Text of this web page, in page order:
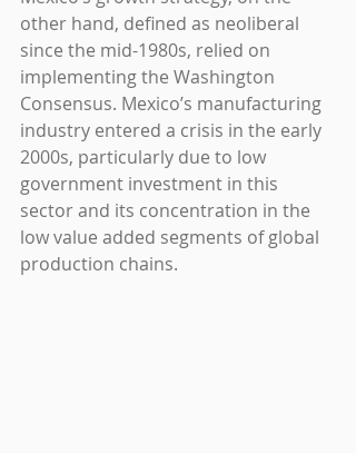
other hand, defined as neoliberal
since the mid-1980s, relied on
implementing the Washington
Consensus. Mexico’s manufacturing
industry entered a crisis in the early
2000s, particularly due to low
government investment in this
sector and its concentration in the
low value added segments of global
production chains.